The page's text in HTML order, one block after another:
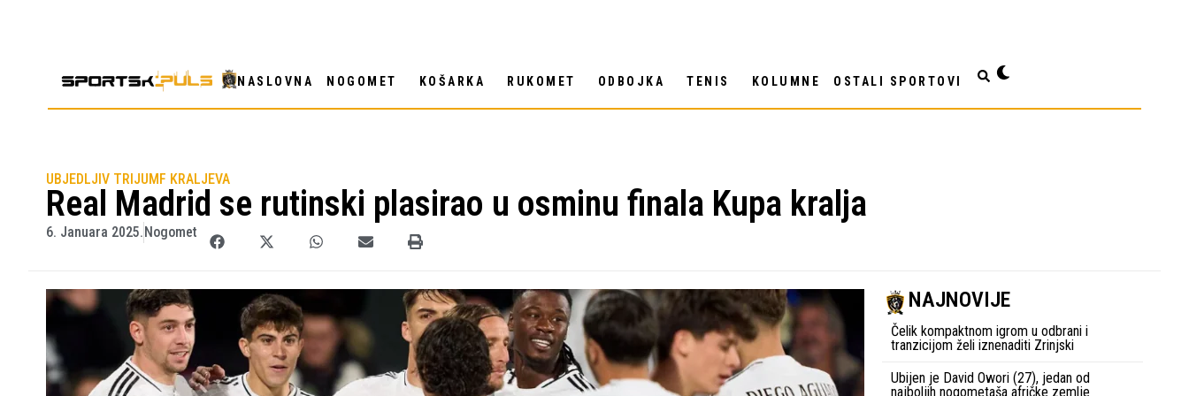
NASLOVNA NOGOMET KOŠARKA RUKOMET ODBOJKA TENIS KOLUMNE OSTALI SPORTOVI
UBJEDLJIV TRIJUMF KRALJEVA
Real Madrid se rutinski plasirao u osminu finala Kupa kralja
6. Januara 2025. Nogomet
NAJNOVIJE
Čelik kompaktnom igrom u odbrani i
tranzicijom želi iznenaditi Zrinjski
Ubijen je David Owori (27), jedan od
najboljih nogometaša afričke zemlje